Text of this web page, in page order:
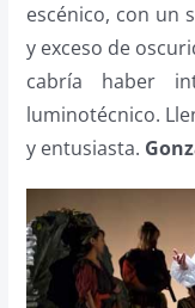
escénico, con un
y exceso de
cabría haber
luminotécnico.
y entusiasta.